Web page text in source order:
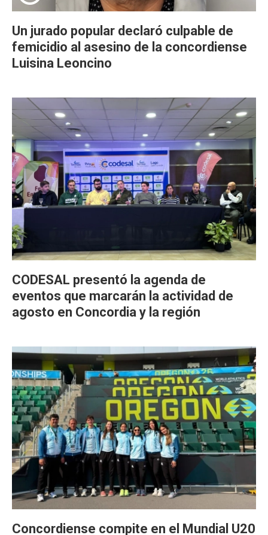
Un jurado popular declaró culpable de
femicidio al asesino de la concordiense
Luisina Leoncino
CODESAL presentó la agenda de
eventos que marcarán la actividad de
agosto en Concordia y la región
Concordiense compite en el Mundial U20